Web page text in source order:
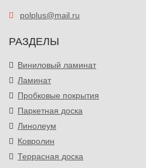
polplus@mail.ru
РАЗДЕЛЫ
Виниловый ламинат
Ламинат
Пробковые покрытия
Паркетная доска
Линолеум
Ковролин
Террасная доска